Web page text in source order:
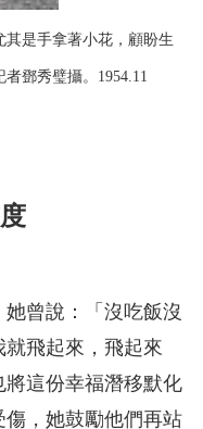
是手拿著小花，顧盼生
鄧秀璧攝。1954.11
曾說：「沒吃飯沒
飛起來，飛起來
這份幸福潛移默化
，她鼓勵他們再站